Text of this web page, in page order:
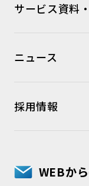
サービス資料
ニュース
採用情報
WEBか